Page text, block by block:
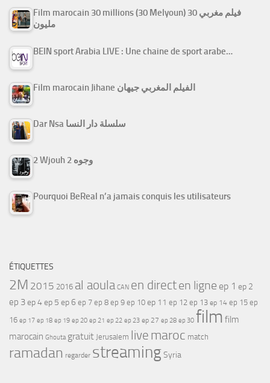
Film marocain 30 millions (30 Melyoun) فيلم مغربي 30
مليون
BEIN sport Arabia LIVE : Une chaine de sport arabe…
Film marocain Jihane الفيلم المغربي جيهان
Dar Nsa سلسلة دار النسا
2 Wjouh 2 وجوه
Pourquoi BeReal n’a jamais conquis les utilisateurs
ÉTIQUETTES
2M 2015 2016 al aoula CAN en directen ligne ep 1 ep 2
ep 3ep 4ep 5 ep 6 ep 7 ep 8 ep 9 ep 10 ep 11 ep 12 ep 13 ep 14 ep 15 ep
16 ep 17 ep 18 ep 19 ep 20 ep 21 ep 22 ep 23 ep 27 ep 28 ep 30 film film
marocain Ghouta gratuit Jerusalem live maroc match
ramadan regarder streamingSyria